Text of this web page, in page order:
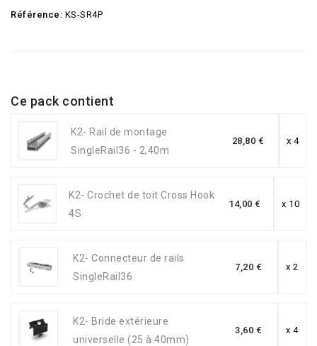
Référence: KS-SR4P
Ce pack contient
K2- Rail de montage
SingleRail36 - 2,40m
28,80 € x 4
K2- Crochet de toit Cross Hook
4S
14,00 € x 10
K2- Connecteur de rails
SingleRail36
7,20 € x 2
K2- Bride extérieure
universelle (25 à 40mm)
3,60 € x 4